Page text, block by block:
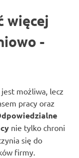
więcej
-
możliwa, lecz
pracy oraz
nie tylko chroni
się do
firmy.